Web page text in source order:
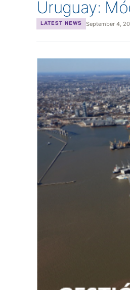
Uruguay:
LATEST NEWS September 4,